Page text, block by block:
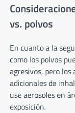
vs. polvos
En cuanto a la
como los polvos
agresivos, pero los
adicionales de
use aerosoles en
exposición.